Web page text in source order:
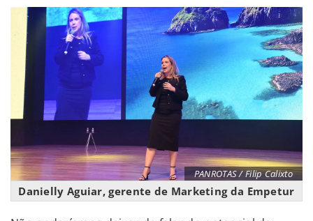
PANROTAS / Filip Calixto
Danielly Aguiar, gerente de Marketing da Empetur